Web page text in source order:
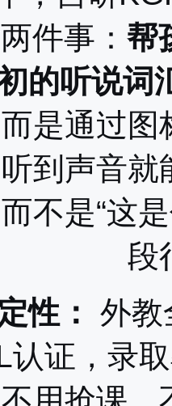
件事： 帮
的听说词
是通过
到声音
不是“这
段
性：
外教
认证，录